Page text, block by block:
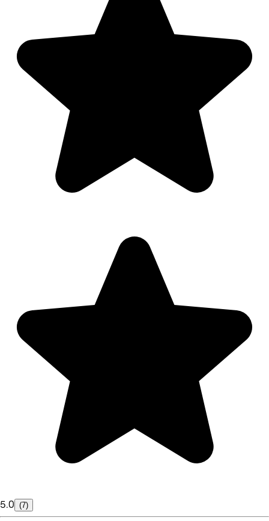
5.0 (7)